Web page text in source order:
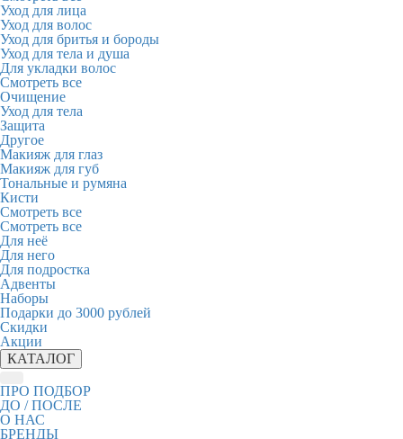
Уход для лица
Уход для волос
Уход для бритья и бороды
Уход для тела и душа
Для укладки волос
Смотреть все
Очищение
Уход для тела
Защита
Другое
Макияж для глаз
Макияж для губ
Тональные и румяна
Кисти
Смотреть все
Смотреть все
Для неё
Для него
Для подростка
Адвенты
Наборы
Подарки до 3000 рублей
Скидки
Акции
КАТАЛОГ
ПРО ПОДБОР
ДО / ПОСЛЕ
О НАС
БРЕНДЫ